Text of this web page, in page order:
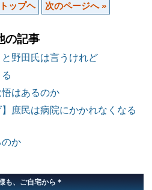
トップヘ 次のページへ »
の記事
と野田氏は言うけれど
はあるのか
】庶民は病院にかかれなくなる
か
も、ご自宅から＊